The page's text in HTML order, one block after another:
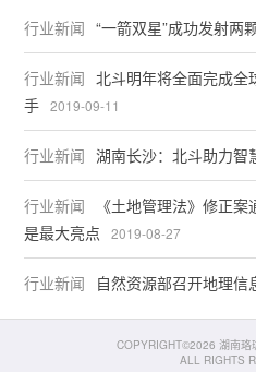
行业新闻 “一箭双星”成功发射两
行业新闻 北斗明年将全面完成全
手
2019-09-11
行业新闻 湖南长沙：北斗助力智
行业新闻
《土地管理法》修正
是最大亮点
2019-08-27
行业新闻 自然资源部召开地理信
COPYRIGHT©2026 湖南珞
ALL RIGHTS